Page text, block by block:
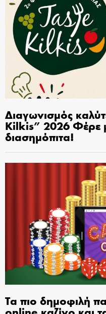
Διαγωνισμός
Kilkis” 2026 Φέρε
διασημόπιτα!
Τα πιο δημοφιλή